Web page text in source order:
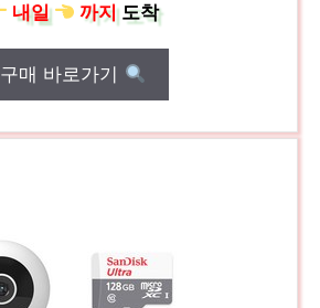
내일
까지도착
구매 바로가기